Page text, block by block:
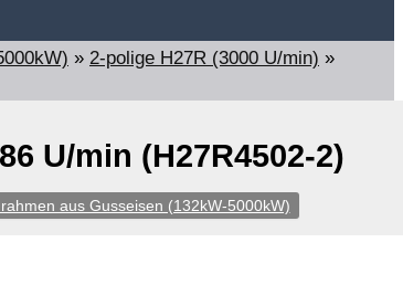
» 2-polige H27R (3000 U/min) »
U/min (H27R4502-2)
aus Gusseisen (132kW-5000kW)